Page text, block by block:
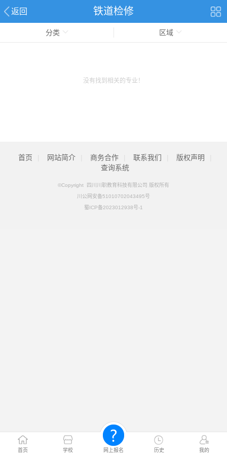
返回 铁道检修
首页 学校 网上报名 历史 我的
分类 区域
没有找到相关的专业！
首页 网站简介 商务合作 联系我们 版权声明
查询系统
©Copyright 四川川职教育科技有限公司 版权所有
川公网安备51010702043495号
蜀ICP备2023012938号-1